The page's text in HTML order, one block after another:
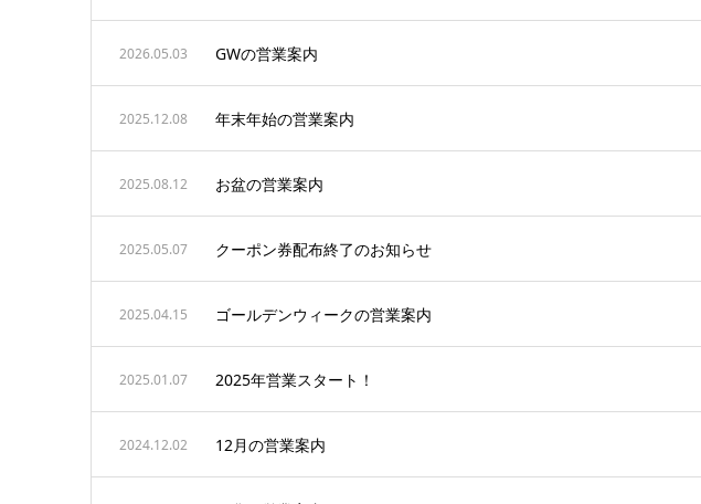
2026.05.03 GWの営業案内
2025.12.08 年末年始の営業案内
2025.08.12 お盆の営業案内
2025.05.07 クーポン券配布終了のお知らせ
2025.04.15 ゴールデンウィークの営業案内
2025.01.07 2025年営業スタート！
2024.12.02 12月の営業案内